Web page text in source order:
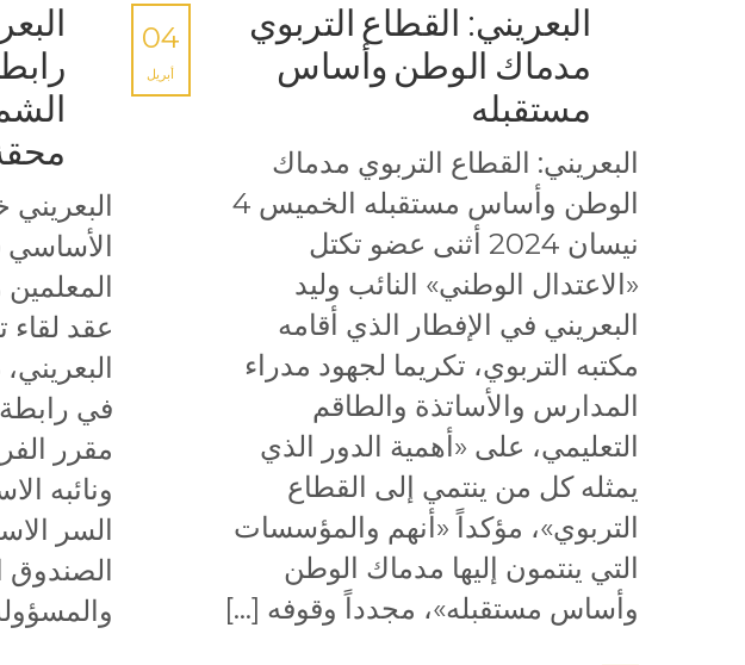
البعريني: القطاع التربوي
مدماك الوطن وأساس
مستقبله
04
أبريل
البعريني: القطاع التربوي مدماك
الوطن وأساس مستقبله الخميس 4
نيسان 2024 أثنى عضو تكتل
«الاعتدال الوطني» النائب وليد
البعريني في الإفطار الذي أقامه
مكتبه التربوي، تكريما لجهود مدراء
المدارس والأساتذة والطاقم
التعليمي، على «أهمية الدور الذي
يمثله كل من ينتمي إلى القطاع
التربوي»، مؤكداً «أنهم والمؤسسات
التي ينتمون إليها مدماك الوطن
وأساس مستقبله»، مجدداً وقوفه […]
عقد لقاء
في
مقرر
ونائبه
السر
الصندوق